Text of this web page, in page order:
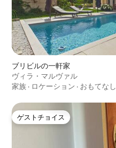
ブリビルの一軒家
ヴィラ・マルヴァル
家族 · ロケーション · おもてなし
ゲストチョイス
ゲストチョイス